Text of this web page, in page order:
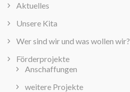
Aktuelles
Unsere Kita
Wer sind wir und was wollen wir?
Förderprojekte
Anschaffungen
weitere Projekte